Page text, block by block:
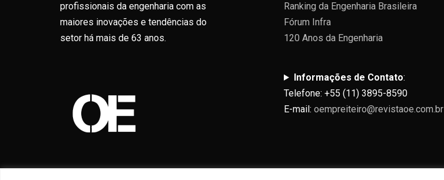
profissionais da engenharia com as
maiores inovações e tendências do
setor há mais de 63 anos.
Ranking da Engenharia Brasileira
Fórum Infra
120 Anos da Engenharia
Informações de Contato:
Telefone: +55 (11) 3895-8590
E-mail: oempreiteiro@revistaoe.com.br